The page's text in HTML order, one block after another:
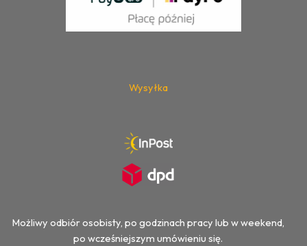
Wysyłka
Możliwy odbiór osobisty, po godzinach pracy lub w weekend,
po wcześniejszym umówieniu się.